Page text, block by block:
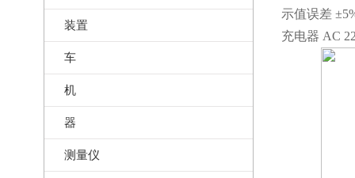
装置
车
机
器
测量仪
示值误差
充电器 AC